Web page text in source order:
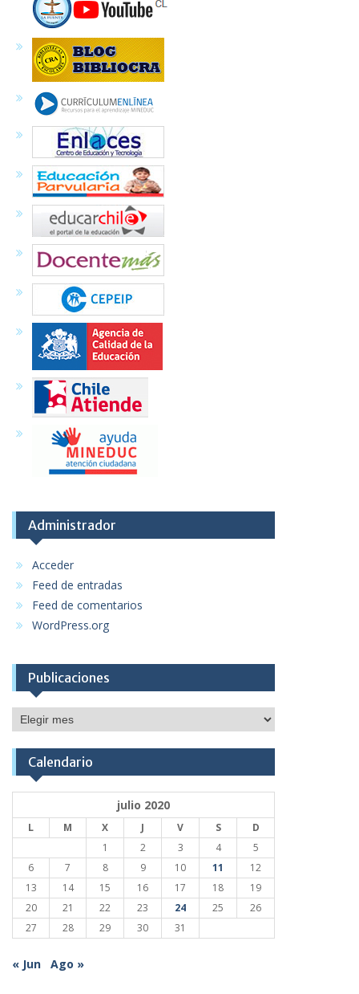
Administrador
Acceder
Feed de entradas
Feed de comentarios
WordPress.org
Publicaciones
Publicaciones
Calendario
julio 2020
L M X J V S
D
1
2 3 4
5
6
7 8 9 10 11
12
13
14 15 16 17 18
19
20
21 22 23 24 25
26
27
28 29 30 31
« Jun Ago »